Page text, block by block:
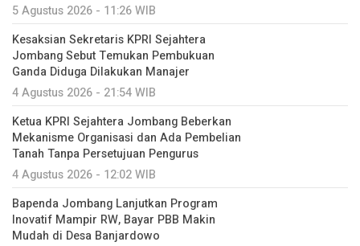
5 Agustus 2026 - 11:26 WIB
Kesaksian Sekretaris KPRI Sejahtera
Jombang Sebut Temukan Pembukuan
Ganda Diduga Dilakukan Manajer
4 Agustus 2026 - 21:54 WIB
Ketua KPRI Sejahtera Jombang Beberkan
Mekanisme Organisasi dan Ada Pembelian
Tanah Tanpa Persetujuan Pengurus
4 Agustus 2026 - 12:02 WIB
Bapenda Jombang Lanjutkan Program
Inovatif Mampir RW, Bayar PBB Makin
Mudah di Desa Banjardowo